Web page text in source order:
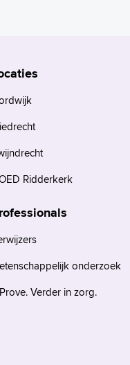
Ridderkerk
onderzoek
Verder in zorg.